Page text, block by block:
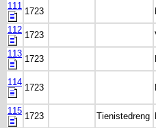
111
1723
112
1723
113
1723
114
1723
115
1723 Tienistedreng